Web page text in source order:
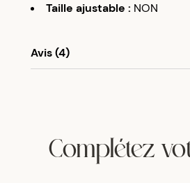
Taille ajustable : NON
Avis (4)
Complétez